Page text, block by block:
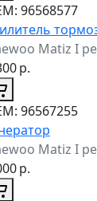
96568577
Matiz I
р.
96567255
Matiz I
р.